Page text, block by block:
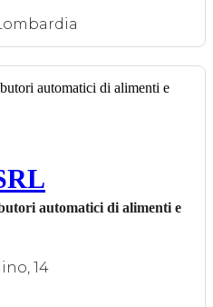
automatici di alimenti e
14